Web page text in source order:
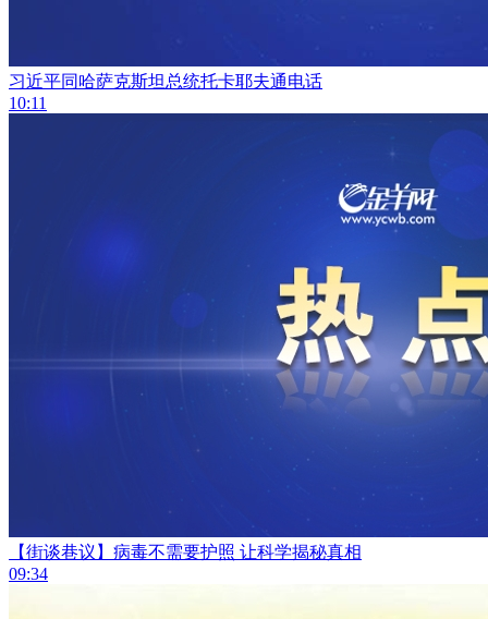
习近平同哈萨克斯坦总统托卡耶夫通电话
10:11
【街谈巷议】病毒不需要护照 让科学揭秘真相
09:34